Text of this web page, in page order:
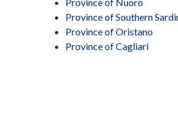
Province of Southern
Province of Oristano
Province of Cagliari